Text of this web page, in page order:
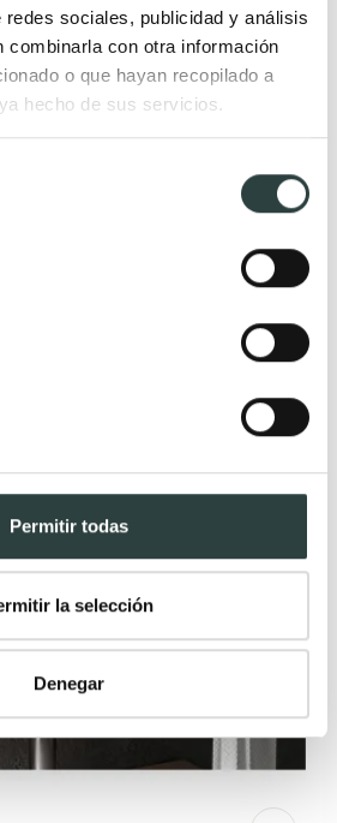
sociales, publicidad y análisis
combinarla con otra información
o que hayan recopilado a
hecho de sus servicios.
Permitir todas
la selección
Denegar